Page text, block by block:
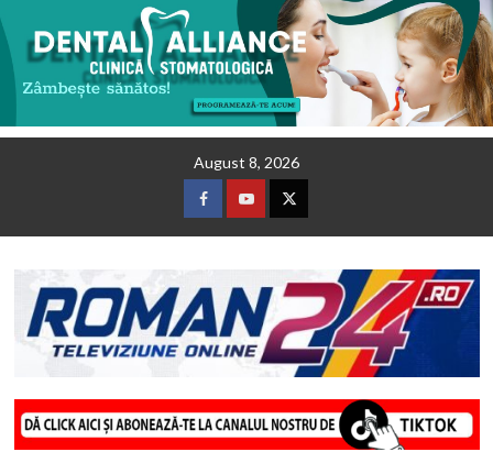
August 8, 2026
FacebookYoutubeTwitter